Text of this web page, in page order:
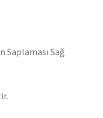
Saplaması Sağ